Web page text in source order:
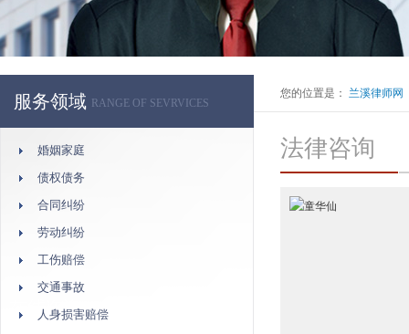
服务领域 RANGE OF SEVRVICES
婚姻家庭
债权债务
合同纠纷
劳动纠纷
工伤赔偿
交通事故
人身损害赔偿
您的位置是： 兰溪律师网
法律咨询